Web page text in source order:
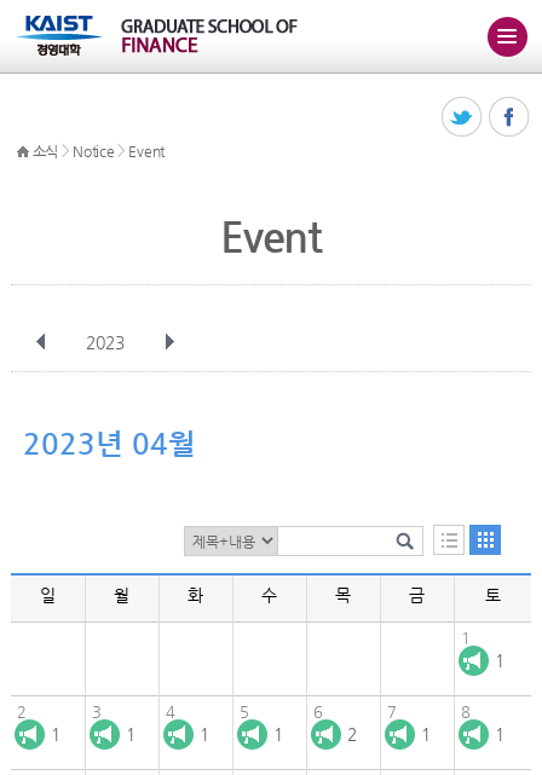
소식 > Notice > Event
Event
2023
12월
2023년 04월
일 월 화 수 목 금 토
1
1
2
1
3
1
4
1
5
1
6
2
7
1
8
1